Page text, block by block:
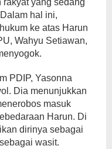
hal ini,
ke atas Harun
Wahyu Setiawan,
PDIP, Yasonna
Dia menunjukkan
masuk
Harun. Di
dirinya sebagai
wasit.